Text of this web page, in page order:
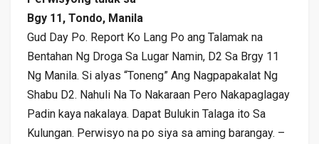
Bgy 11, Tondo, Manila
Gud Day Po. Report Ko Lang Po ang Talamak na
Bentahan Ng Droga Sa Lugar Namin, D2 Sa Brgy 11
Ng Manila. Si alyas “Toneng” Ang Nagpapakalat Ng
Shabu D2. Nahuli Na To Nakaraan Pero Nakapaglagay
Padin kaya nakalaya. Dapat Bulukin Talaga ito Sa
Kulungan. Perwisyo na po siya sa aming barangay. –